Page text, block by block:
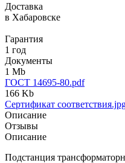
Доставка
в Хабаровске
Гарантия
1 год
Документы
1 Mb
ГОСТ 14695-80.pdf
166 Kb
Сертификат
Описание
Отзывы
Описание
Подстанция